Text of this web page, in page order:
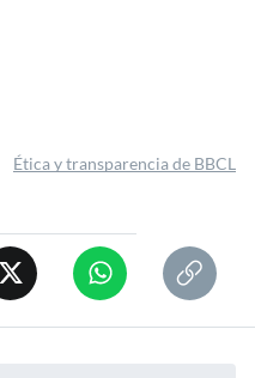
Ética y transparencia de BBCL